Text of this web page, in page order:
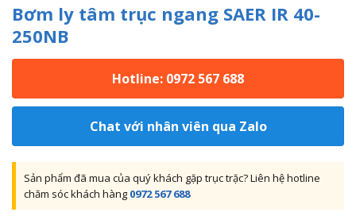
Bơm ly tâm trục ngang SAER IR 40-
250NB
Hotline: 0972 567 688
Chat với nhân viên qua Zalo
Sản phẩm đã mua của quý khách gặp trục trặc? Liên hệ hotline
chăm sóc khách hàng 0972 567 688